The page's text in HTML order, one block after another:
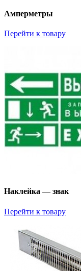
Амперметры
Перейти к товару
Наклейка — знак
Перейти к товару